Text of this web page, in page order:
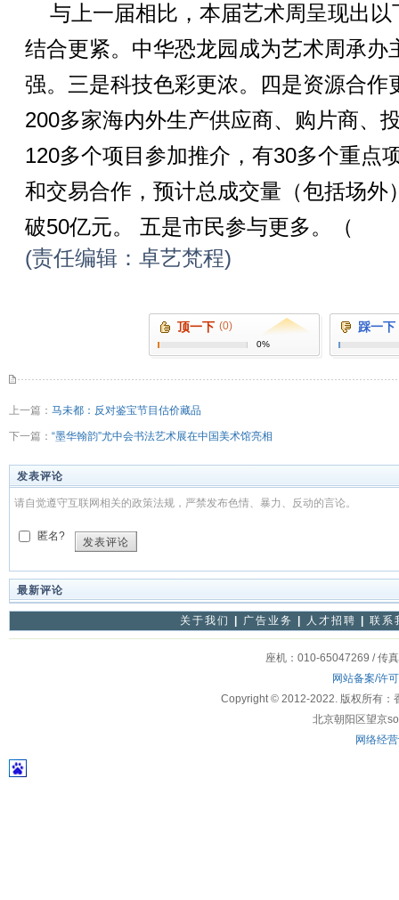
与上一届相比，本届艺术周呈现出以
结合更紧。中华恐龙园成为艺术周承办
强。三是科技色彩更浓。四是资源合作
200多家海内外生产供应商、购片商、
120多个项目参加推介，有30多个重点
和交易合作，预计总成交量（包括场外
破50亿元。 五是市民参与更多。（
(责任编辑：卓艺梵程)
顶一下 (0)
0%
踩一下
上一篇： 马未都：反对鉴宝节目估价藏品
下一篇： “墨华翰韵”尤中会书法艺术展在中国美术馆亮相
发表评论
请自觉遵守互联网相关的政策法规，严禁发布色情、暴力、反动的言论。
匿名?
发表评论
最新评论
关于我们 广告业务 人才招聘 联系
座机：010-65047269 / 传
网站备案/许
Copyright © 2012-2022. 版权所有：
北京朝阳区望京
网络经